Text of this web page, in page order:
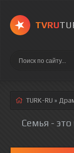
TVRU
TURK-RU »
Семья - это